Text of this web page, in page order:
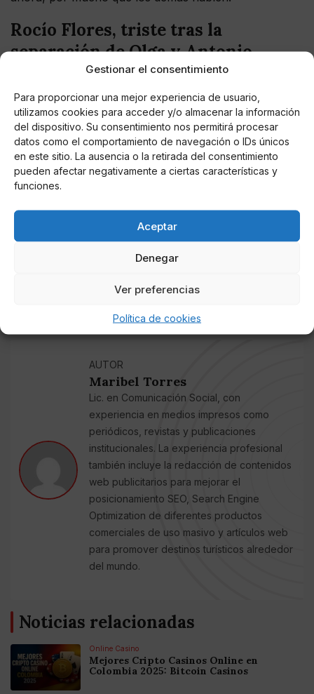
Gestionar el consentimiento
Para proporcionar una mejor experiencia de usuario,
utilizamos cookies para acceder y/o almacenar la información
del dispositivo. Su consentimiento nos permitirá procesar
datos como el comportamiento de navegación o IDs únicos
en este sitio. La ausencia o la retirada del consentimiento
pueden afectar negativamente a ciertas características y
funciones.
Aceptar
Denegar
Ver preferencias
Política de cookies
Rocío Flores, triste tras la
separación de Olga y Antonio
De alguna forma, Rocío Flores se mantiene durante
estos días nuevamente en el ojo del huracán, debido
especialmente al duro momento que está viviendo
tras la separación de Olga Moreno y Antonio David
Flores. La separación de esta pareja ha significado un
fuerte golpe para Rocío, quien ha demostrado en más
le duele esta decisión. Es evidente que la joven estuvo
durante algunos días con buenas expectativas,
habían reconciliado, sin embargo, el proceso de
divorcio continúa y esto es algo que le ha afectado
AUTOR
Maribel Torres
Lic. en Comunicación Social, con
experiencia en medios impresos como
periódicos, revistas y publicaciones
institucionales. La experiencia profesional
también incluye la redacción de contenidos
web publicitarios para mejorar el
posicionamiento SEO, Search Engine
Optimization de diferentes productos
comerciales de uso masivo y artículos web
para promover destinos turísticos alrededor
del mundo.
Noticias relacionadas
Online Casino
Mejores Cripto Casinos Online en
Colombia 2025: Bitcoin Casinos